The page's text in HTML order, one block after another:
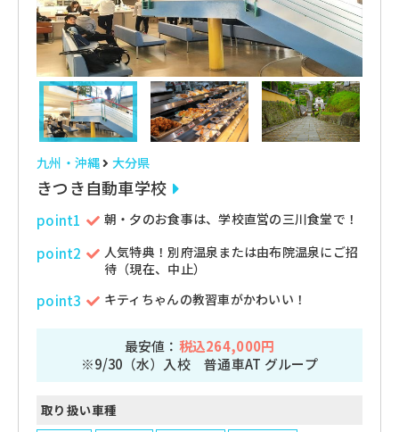
九州・沖縄 大分県
きつき自動車学校
point1 朝・夕のお食事は、学校直営の三川食堂で！
point2
人気特典！別府温泉または由布院温泉にご招
待（現在、中止）
point3 キティちゃんの教習車がかわいい！
最安値： 税込264,000円
※9/30（水）入校 普通車AT グループ
取り扱い車種